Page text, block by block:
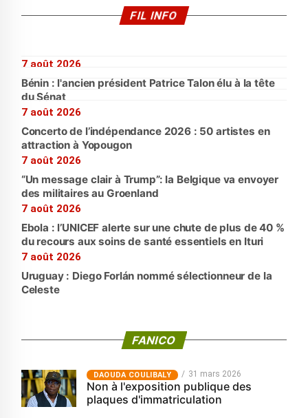
FIL INFO
7 août 2026
Bénin : l'ancien président Patrice Talon élu à la tête
du Sénat
7 août 2026
Concerto de l’indépendance 2026 : 50 artistes en
attraction à Yopougon
7 août 2026
“Un message clair à Trump”: la Belgique va envoyer
des militaires au Groenland
7 août 2026
Ebola : l’UNICEF alerte sur une chute de plus de 40 %
du recours aux soins de santé essentiels en Ituri
7 août 2026
Uruguay : Diego Forlán nommé sélectionneur de la
Celeste
FANICO
‎DAOUDA COULIBALY 31 mars 2026
Non à l'exposition publique des
plaques d'immatriculation